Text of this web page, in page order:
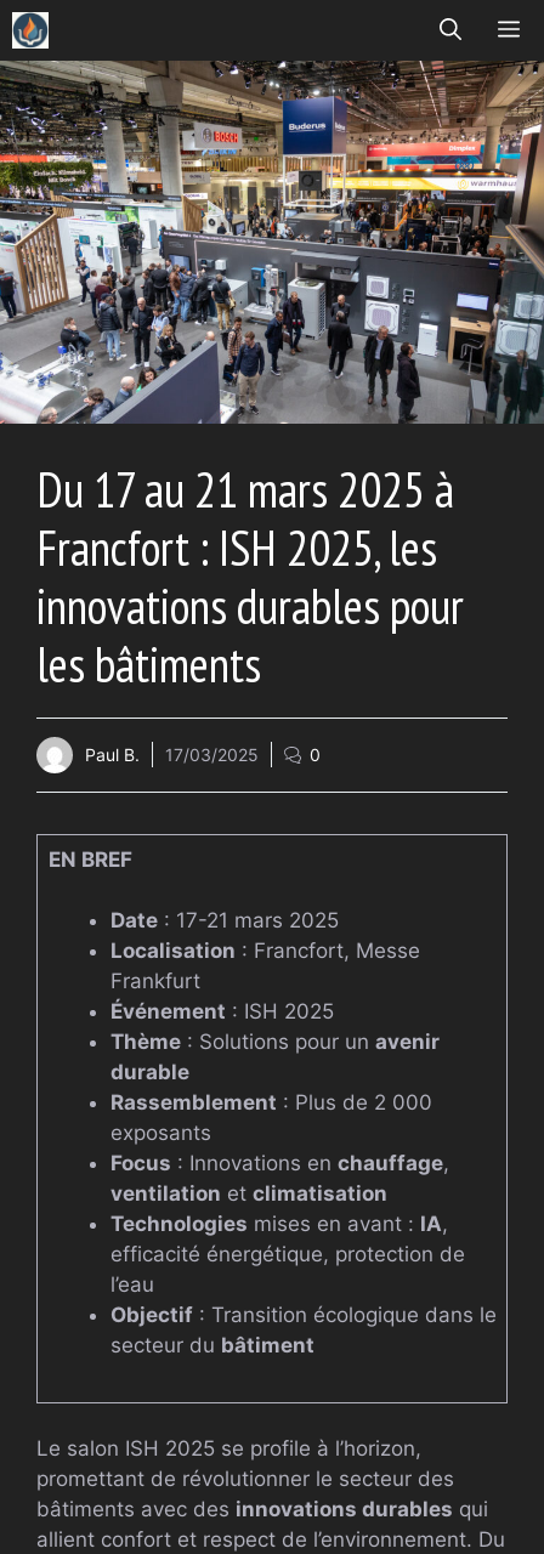
Aller
au
contenu
Du 17 au 21 mars 2025 à
Francfort : ISH 2025, les
innovations durables pour
les bâtiments
Paul B. 17/03/2025 0
EN BREF
Date: 17-21 mars 2025
Localisation : Francfort, Messe
Frankfurt
Événement : ISH 2025
Thème: Solutions pour un avenir
durable
Rassemblement : Plus de 2 000
exposants
Focus : Innovations en chauffage,
ventilation et climatisation
Technologies mises en avant : IA,
efficacité énergétique, protection de
l’eau
Objectif: Transition écologique dans le
secteur du bâtiment
Le salon ISH 2025 se profile à l’horizon,
promettant de révolutionner le secteur des
bâtiments avec des innovations durables qui
allient confort et respect de l’environnement. Du